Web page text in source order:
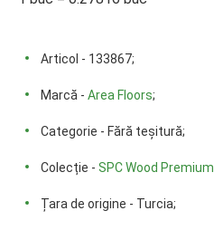
Articol - 133867;
Marcă - Area Floors;
Categorie - Fără teșitură;
Colecție - SPC Wood Premium
Țara de origine - Turcia;